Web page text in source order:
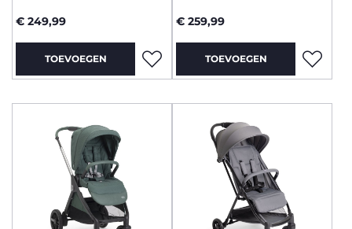
€ 249,99
TOEVOEGEN
€ 259,99
TOEVOEGEN